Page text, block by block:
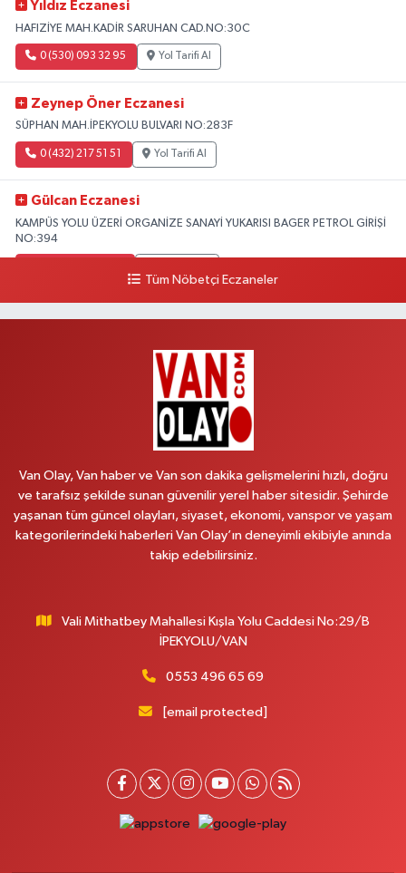
Yıldız Eczanesi
HAFIZİYE MAH.KADİR SARUHAN CAD.NO:30C
0 (530) 093 32 95 Yol Tarifi Al
Zeynep Öner Eczanesi
SÜPHAN MAH.İPEKYOLU BULVARI NO:283F
0 (432) 217 51 51 Yol Tarifi Al
Gülcan Eczanesi
KAMPÜS YOLU ÜZERİ ORGANİZE SANAYİ YUKARISI BAGER PETROL GİRİŞİ
NO:394
HEKİM HASTANESİ ACİL KARŞISI
Yol Tarifi Al
MAHMUDİYE MAH.ATATÜRK CAD.NO:17B
0 (531) 621 69 65 Yol Tarifi Al
Onay Eczanesi
MERAŞEL FEVZİ ÇAKMAK CAD. KÜLTÜR SARAYI KIZILAY KAN MERKEZİ
Yenı Derman Eczanesi
Akdamar Hastanesi Acil yanı. İpekyolu. Hatuniye mahallesi terzioğlu, Eski
Yol Tarifi Al
Kışla Mah.Çınarlı Cad.1038 Sk.No:93 3-4
0 (432) 354 37 36 Yol Tarifi Al
Tüm Nöbetçi Eczaneler
Van Olay, Van haber ve Van son dakika gelişmelerini hızlı, doğru
ve tarafsız şekilde sunan güvenilir yerel haber sitesidir. Şehirde
yaşanan tüm güncel olayları, siyaset, ekonomi, vanspor ve yaşam
kategorilerindeki haberleri Van Olay’ın deneyimli ekibiyle anında
takip edebilirsiniz.
Vali Mithatbey Mahallesi Kışla Yolu Caddesi No:29/B
İPEKYOLU/VAN
0553 496 65 69
[email protected]